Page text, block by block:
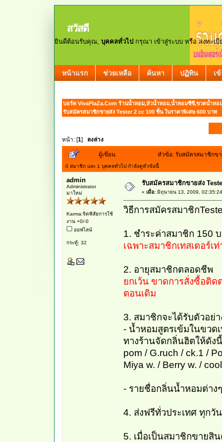
สวัสดี
ยินดีต้อนรับคุณ, บุคคลทั่วไป กรุณา เข้าสู่ระบบ หรือลงทะเบี
หน้าแรก ช่วยเหลือ ค้นหา ปฏิทิน เ
บอร์ด VivaPlaZa.Com ร้านน้ำหอม,หัวน้ำหอม,น้ำหอมซีซี,ขวดน้ำหอ
รับสมัครสมาชิกขายส่ง Tester 2 cc 100 ชิ้น ในราคาพิเศษ 600 บาท
หน้า: [1] ลงล่าง
ผู้เขียน หัวข้อ: รับสมัครสมาชิกข
0 สมาชิก และ 1 บุคคลทั่วไป กำลังดูหัวข้อนี้
admin
Administrator
มาใหม่
Karma:จิตพิสัยการใช้
งาน +0/-0
ออฟไลน์
กระทู้: 32
รับสมัครสมาชิกขายส่ง
« เมื่อ: มิถุนายน 13, 2009,
วิธีการสมัครสมาชิก
1. ชำระค่าสมาชิก 150
เฉพาะสมาชิกเทสเตอร์เ
2. อายุสมาชิกตลอดชีพ
ยกเว้น ขาดการสั่งซื้อติ
ตอนเดิม
3. สมาชิกจะได้รับตัวอย่
- น้ำหอมสูตรเข้มในขวด
ทางร้านจัดกลิ่นฮิตให้ดังนี้
pom / G.ruch / ck.1 /
Miya w. / Berry w. /
- รายชื่อกลิ่นน้ำหอมต่างๆ
4. ส่งฟรีทั่วประเทศ ทุกวั
5. เมื่อเป็นสมาชิกขายสิ